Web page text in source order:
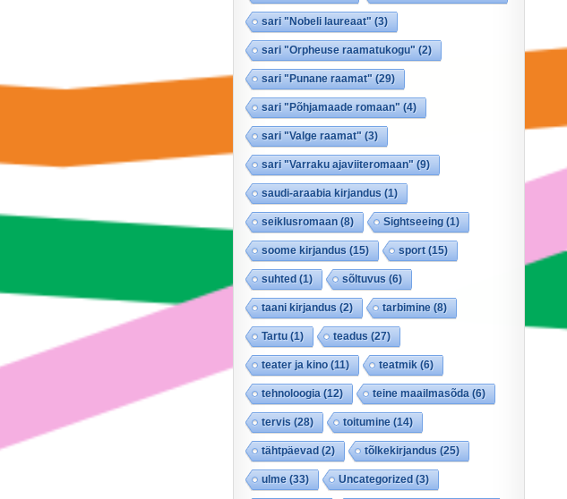
sari "Nobeli laureaat"(3)
sari "Orpheuse raamatukogu"(2)
sari "Punane raamat"(29)
sari "Põhjamaade romaan"(4)
sari "Valge raamat"(3)
sari "Varraku ajaviiteromaan"(9)
saudi-araabia kirjandus(1)
seiklusromaan(8) Sightseeing(1)
soome kirjandus(15) sport(15)
suhted(1) sõltuvus(6)
taani kirjandus(2) tarbimine(8)
Tartu(1) teadus(27)
teater ja kino(11) teatmik(6)
tehnoloogia (12) teine maailmasõda (6)
tervis(28) toitumine(14)
tähtpäevad(2) tõlkekirjandus(25)
ulme(33) Uncategorized(3)